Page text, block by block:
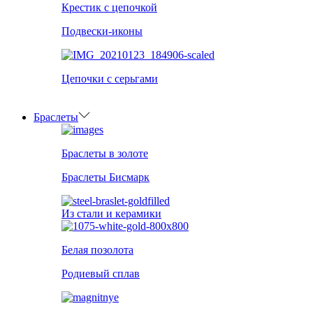
Крестик с цепочкой
Подвески-иконы
Цепочки с серьгами
Браслеты
Браслеты в золоте
Браслеты Бисмарк
Из стали и керамики
Белая позолота
Родиевый сплав